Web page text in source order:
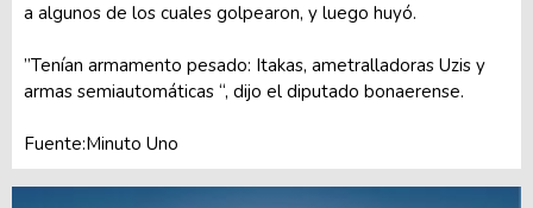
a algunos de los cuales golpearon, y luego huyó.
”Tenían armamento pesado: Itakas, ametralladoras Uzis y
armas semiautomáticas “, dijo el diputado bonaerense.
Fuente:Minuto Uno